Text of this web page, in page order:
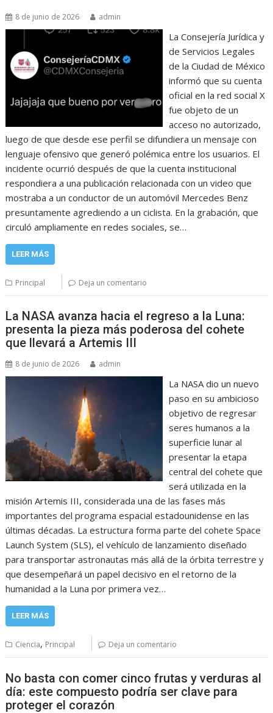
8 de junio de 2026 admin
La Consejería Jurídica y
de Servicios Legales
de la Ciudad de México
informó que su cuenta
oficial en la red social X
fue objeto de un
acceso no autorizado,
luego de que desde ese perfil se difundiera un mensaje con
lenguaje ofensivo que generó polémica entre los usuarios. El
incidente ocurrió después de que la cuenta institucional
respondiera a una publicación relacionada con un video que
mostraba a un conductor de un automóvil Mercedes Benz
presuntamente agrediendo a un ciclista. En la grabación, que
circuló ampliamente en redes sociales, se…
LEER MÁS
Principal Deja un comentario
La NASA avanza hacia el regreso a la Luna:
presenta la pieza más poderosa del cohete
que llevará a Artemis III
8 de junio de 2026 admin
La NASA dio un nuevo
paso en su ambicioso
objetivo de regresar
seres humanos a la
superficie lunar al
presentar la etapa
central del cohete que
será utilizada en la
misión Artemis III, considerada una de las fases más
importantes del programa espacial estadounidense en las
últimas décadas. La estructura forma parte del cohete Space
Launch System (SLS), el vehículo de lanzamiento diseñado
para transportar astronautas más allá de la órbita terrestre y
que desempeñará un papel decisivo en el retorno de la
humanidad a la Luna por primera vez…
LEER MÁS
Ciencia, Principal Deja un comentario
No basta con comer cinco frutas y verduras al
día: este compuesto podría ser clave para
proteger el corazón